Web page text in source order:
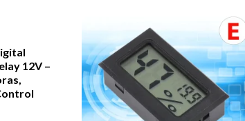
12V –